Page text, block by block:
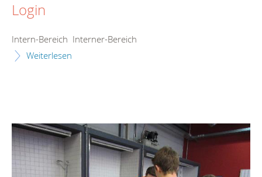
Login
Intern-Bereich Interner-Bereich
Weiterlesen